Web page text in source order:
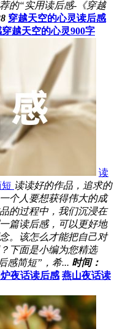
的“实用读后感-《穿越
穿越天空的心灵读后感
越天空的心灵900字
读
读读好的作品，追求的
个人要想获得伟大的成
的过程中，我们沉浸在
篇读后感，可以更好地
。该怎么才能把自己对
下面是小编为您精选
感简短”，希... 时间：
炉夜话读后感 燕山夜话读